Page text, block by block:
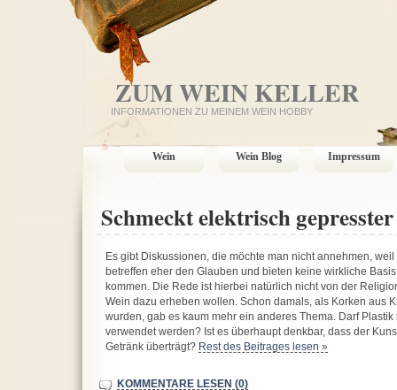
ZUM WEIN KELLER
INFORMATIONEN ZU MEINEM WEIN HOBBY
Wein Wein Blog Impressum
Schmeckt elektrisch
Es gibt Diskussionen, die möchte man nicht annehmen,
betreffen eher den Glauben und bieten keine wirkliche
kommen. Die Rede ist hierbei natürlich nicht von der
Wein dazu erheben wollen. Schon damals, als Korken aus
wurden, gab es kaum mehr ein anderes Thema. Darf
verwendet werden? Ist es überhaupt denkbar, dass der
Getränk überträgt? Rest des Beitrages lesen »
KOMMENTARE LESEN (0)